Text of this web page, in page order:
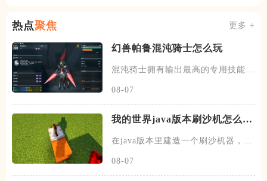
热点聚焦 更多 +
幻兽帕鲁混沌骑士怎么玩
混沌骑士拥有输出最高的专用技能双
08-07
我的世界java版本刷沙机怎么建
在java版本里建造一个刷沙机器，首
08-07